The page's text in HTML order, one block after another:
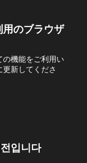
のブラウザ
機能をご利用い
新してくださ
입니다